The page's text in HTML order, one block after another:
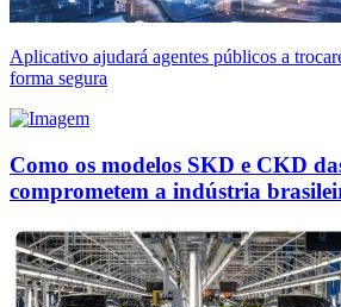
Aplicativo ajudará agentes públicos a
forma segura
Como os modelos SKD e CKD
comprometem a indústria